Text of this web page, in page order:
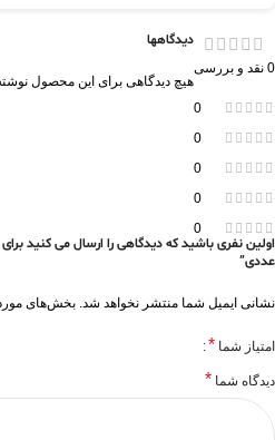
0 نقد و بررسی
0
0
0
0
0
دیدگاهها
هیچ دیدگاهی برای این محصول
عددی”
نشانی ایمیل شما منتشر نخواهد شد. بخش‌های
امتیاز شما *
دیدگاه شما *